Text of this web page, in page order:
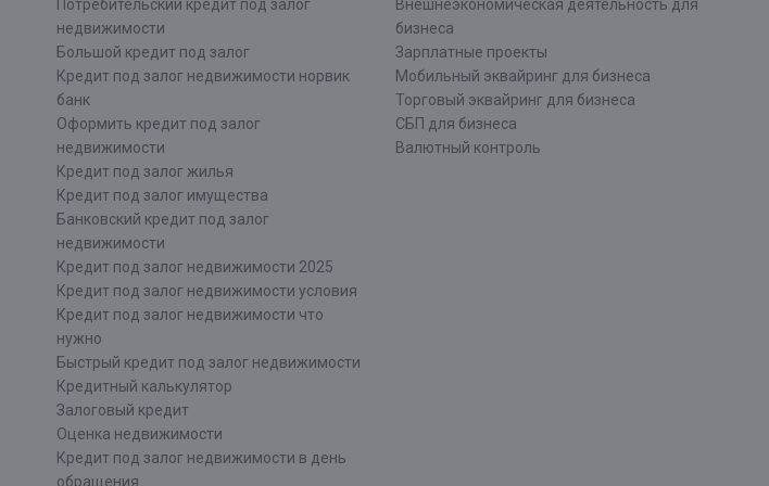
Потребительский кредит под залог
недвижимости
Большой кредит под залог
Кредит под залог недвижимости норвик
банк
Оформить кредит под залог
недвижимости
Кредит под залог жилья
Кредит под залог имущества
Банковский кредит под залог
недвижимости
Кредит под залог недвижимости 2025
Кредит под залог недвижимости условия
Кредит под залог недвижимости что
нужно
Быстрый кредит под залог недвижимости
Кредитный калькулятор
Залоговый кредит
Оценка недвижимости
Кредит под залог недвижимости в день
обращения
Внешнеэкономическая деятельность для
бизнеса
Зарплатные проекты
Мобильный эквайринг для бизнеса
Торговый эквайринг для бизнеса
СБП для бизнеса
Валютный контроль